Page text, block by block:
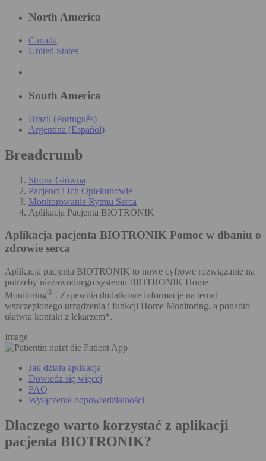
North America
Canada
United States
South America
Brazil (Português)
Argentina (Español)
Breadcrumb
Strona Główna
Pacjenci i Ich Opiekunowie
Monitorowanie Rytmu Serca
Aplikacja Pacjenta BIOTRONIK
Aplikacja pacjenta BIOTRONIK Pomoc w dbaniu o
zdrowie serca
Aplikacja pacjenta BIOTRONIK to nowe cyfrowe rozwiązanie na
potrzeby niezawodnego systemu BIOTRONIK Home
Monitoring® . Zapewnia dodatkowe informacje na temat
wszczepionego urządzenia i funkcji Home Monitoring, a ponadto
ułatwia kontakt z lekarzem*.
Image
Jak działa aplikacja
Dowiedz się więcej
FAQ
Wyłączenie odpowiedzialności
Dlaczego warto korzystać z aplikacji
pacjenta BIOTRONIK?